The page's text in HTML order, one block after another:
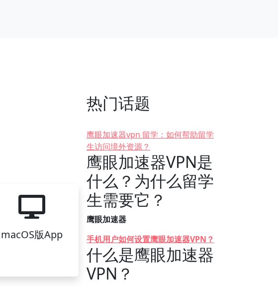
macOS版App
热门话题
鹰眼加速器vpn 留学：如何帮助留学
生访问境外资源？
鹰眼加速器VPN是
什么？为什么留学
生需要它？
鹰眼加速器
手机用户如何设置鹰眼加速器VPN？
什么是鹰眼加速器
VPN？